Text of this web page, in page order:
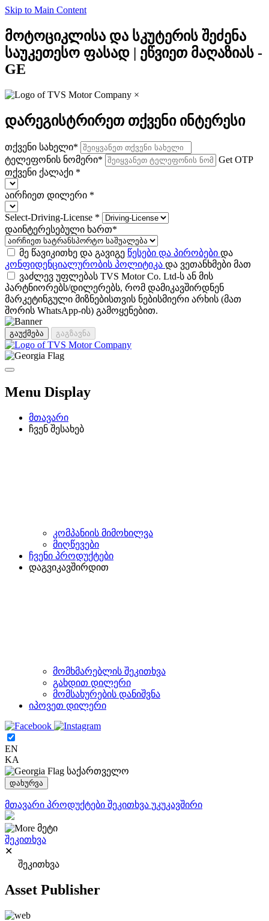
Skip to Main Content
მოტოციკლისა და სკუტერის შეძენა
საუკეთესო ფასად | ეწვიეთ მაღაზიას -
GE
×
დარეგისტრირეთ თქვენი ინტერესი
თქვენი სახელი*
ტელეფონის ნომერი*
Get OTP
თქვენი ქალაქი *
აირჩიეთ დილერი *
Select-Driving-License *
დაინტერესებული ხართ*
მე წავიკითხე და გავიგე წესები და პირობები და
კონფიდენციალურობის პოლიტიკა და ვეთანხმები მათ
ვაძლევ უფლებას TVS Motor Co. Ltd-ს ან მის
პარტნიორებს/დილერებს, რომ დამიკავშირდნენ
მარკეტინგული მიზნებისთვის ნებისმიერი არხის (მათ
შორის WhatsApp-ის) გამოყენებით.
გაუქმება გაგზავნა
Menu Display
მთავარი
ჩვენ შესახებ
კომპანიის მიმოხილვა
მიღწევები
ჩვენი პროდუქტები
დაგვიკავშირდით
მომხმარებლის შეკითხვა
გახდით დილერი
მომსახურების დანიშვნა
იპოვეთ დილერი
EN
KA
საქართველო
დახურვა
მთავარი პროდუქტები შეკითხვა უკუკავშირი
მეტი
შეკითხვა
✕
შეკითხვა
Asset Publisher